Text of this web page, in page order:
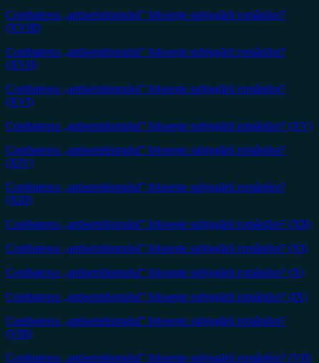
Combaterea „antisemitismului” foloseşte subjugării românilor?
(XVIII)
Combaterea „antisemitismului” foloseşte subjugării românilor?
(XVII)
Combaterea „antisemitismului” foloseşte subjugării românilor?
(XVI)
Combaterea „antisemitismului” foloseşte subjugării românilor? (XV)
Combaterea „antisemitismului” foloseşte subjugării românilor?
(XIV)
Combaterea „antisemitismului” foloseşte subjugării românilor?
(XIII)
Combaterea „antisemitismului” foloseşte subjugării românilor? (XII)
Combaterea „antisemitismului” foloseşte subjugării românilor? (XI)
Combaterea „antisemitismului” foloseşte subjugării românilor? (X)
Combaterea „antisemitismului” foloseşte subjugării românilor? (IX)
Combaterea „antisemitismului” foloseşte subjugării românilor?
(VIII)
Combaterea „antisemitismului” foloseşte subjugării românilor? (VII)